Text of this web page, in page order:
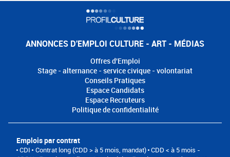
ANNONCES D'EMPLOI CULTURE - ART - MÉDIAS
Offres d'Emploi
Stage - alternance - service civique - volontariat
Conseils Pratiques
Espace Candidats
Espace Recruteurs
Politique de confidentialité
Emplois par contrat
CDI Contrat long (CDD > à 5 mois, mandat) CDD < à 5 mois -